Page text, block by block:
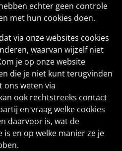
echter geen controle
met hun cookies doen.
via onze websites cookies
waarvan wijzelf niet
je op onze website
die je niet kunt terugvinden
ons weten via
ook rechtstreeks contact
en vraag welke cookies
daarvoor is, wat de
is en op welke manier ze je